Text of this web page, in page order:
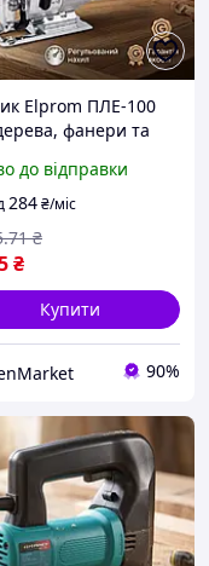
Elprom ПЛЕ-100
фанери та
45 град
для дому
до відправки
284₴/міс
₴
.71 ₴
Купити
90%